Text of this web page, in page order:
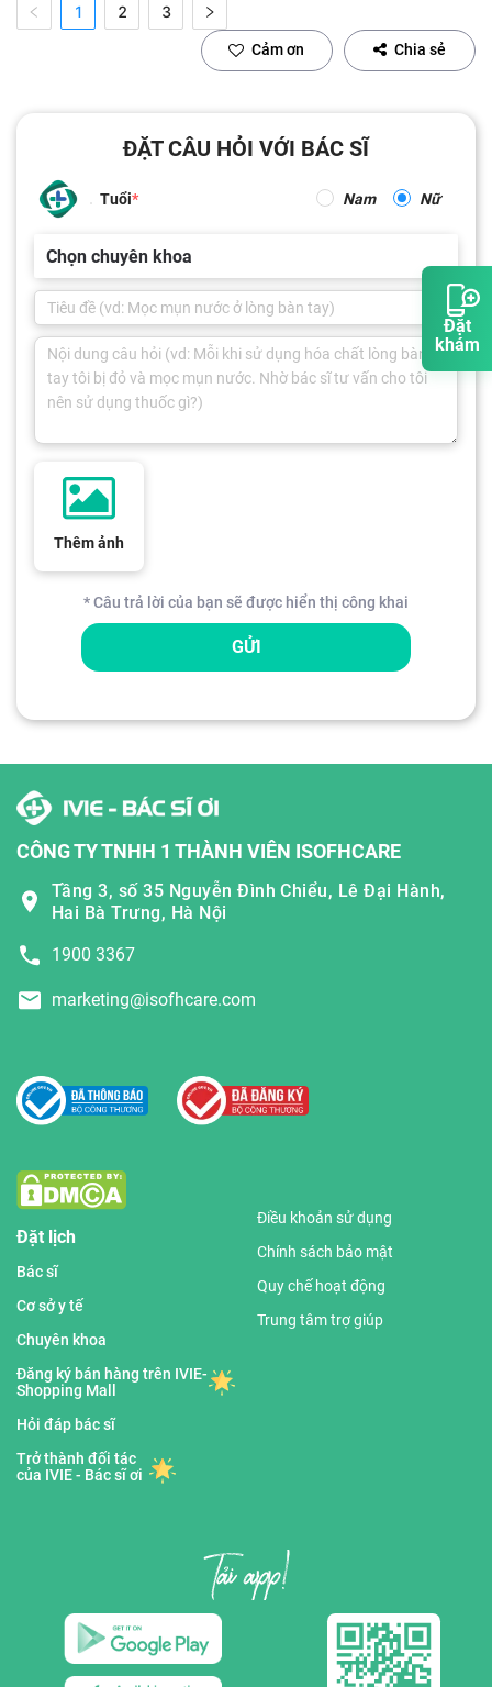
Đặt
khám
1 2 3
Cảm ơn Chia sẻ
ĐẶT CÂU HỎI VỚI BÁC SĨ
Tuổi Nam Nữ
Chọn chuyên khoa
Thêm ảnh
* Câu trả lời của bạn sẽ được hiển thị công khai
GỬI
CÔNG TY TNHH 1 THÀNH VIÊN ISOFHCARE
Tầng 3, số 35 Nguyễn Đình Chiểu, Lê Đại Hành,
Hai Bà Trưng, Hà Nội
1900 3367
marketing@isofhcare.com
Đặt lịch
Bác sĩ
Cơ sở y tế
Chuyên khoa
Đăng ký bán hàng trên IVIE-
Shopping Mall
Hỏi đáp bác sĩ
Trở thành đối tác
của IVIE - Bác sĩ ơi
Điều khoản sử dụng
Chính sách bảo mật
Quy chế hoạt động
Trung tâm trợ giúp